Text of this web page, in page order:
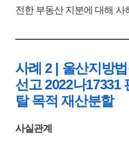
전한 부동산 지분에 대해 사
사례 2 | 울산지방
선고 2022나
탈 목적 재산분할
사실관계